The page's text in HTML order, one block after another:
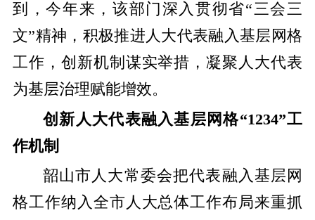
到，今年来，该部门深入贯彻省“三会三
文”精神，积极推进人大代表融入基层网格
工作，创新机制谋实举措，凝聚人大代表
为基层治理赋能增效。
创新人大代表融入基层网格“1234”工
作机制
韶山市人大常委会把代表融入基层网
格工作纳入全市人大总体工作布局来重抓